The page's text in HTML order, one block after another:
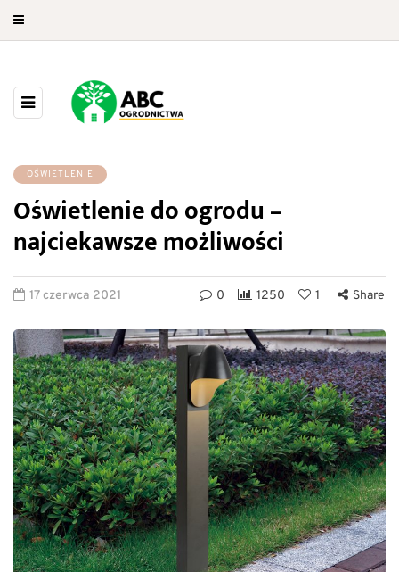
OŚWIETLENIE
Oświetlenie do ogrodu –
najciekawsze możliwości
17 czerwca 2021 0 1250 1 Share